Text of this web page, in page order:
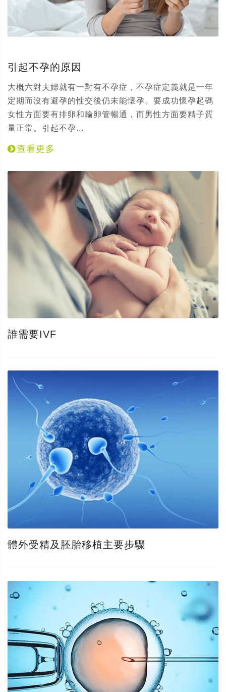
引起不孕的原因
大概六對夫婦就有一對有不孕症，不孕症定義就是一年
定期而沒有避孕的性交後仍未能懷孕。要成功懷孕起碼
女性方面要有排卵和輸卵管暢通，而男性方面要精子質
量正常。引起不孕...
查看更多
誰需要IVF
體外受精及胚胎移植主要步驟